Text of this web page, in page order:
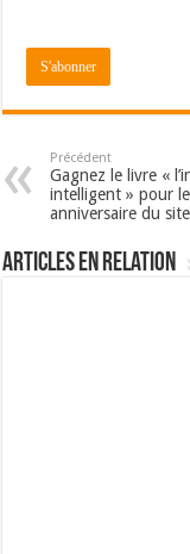
Précédent
Gagnez le livre «
intelligent » pour
anniversaire du site
Articles en relation